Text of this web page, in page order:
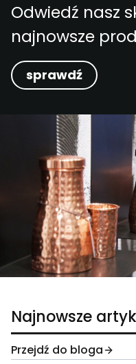
Odwiedź nasz
najnowsze
sprawdź
Najnowsze
Przejdź do bloga